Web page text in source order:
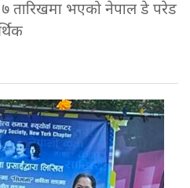
तारिखमा भएको नेपाल डे परेड